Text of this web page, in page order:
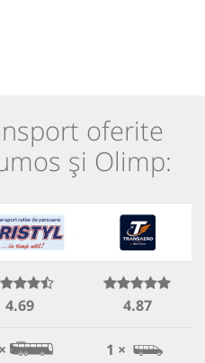
oferite
și Olimp:
4.69
4.87
1 ×